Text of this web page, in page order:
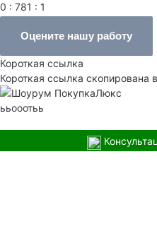
0 : 781 : 1
Оцените нашу работу
Короткая ссылка
Короткая ссылка скопирована
ььооотьь